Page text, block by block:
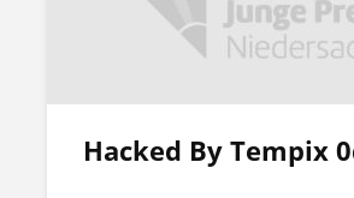
Hacked By Tempix